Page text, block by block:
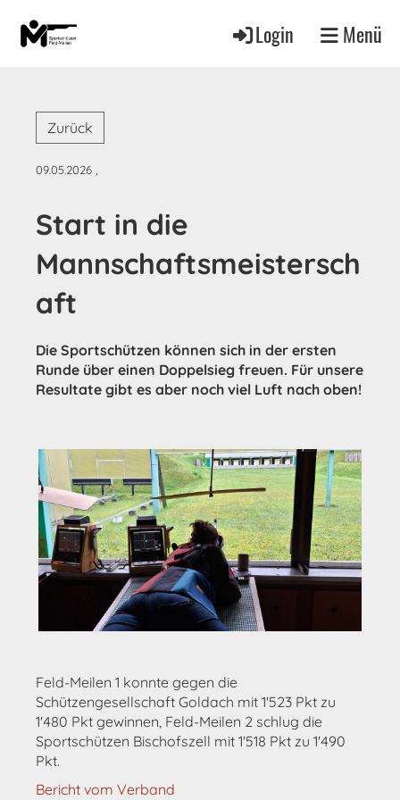
Login Menü
Zurück
09.05.2026
Start in die
Mannschaftsmeistersch
aft
Die Sportschützen können sich in der ersten
Runde über einen Doppelsieg freuen. Für unsere
Resultate gibt es aber noch viel Luft nach oben!
Feld-Meilen 1 konnte gegen die
Schützengesellschaft Goldach mit 1'523 Pkt zu
1'480 Pkt gewinnen, Feld-Meilen 2 schlug die
Sportschützen Bischofszell mit 1'518 Pkt zu 1'490
Pkt.
Bericht vom Verband